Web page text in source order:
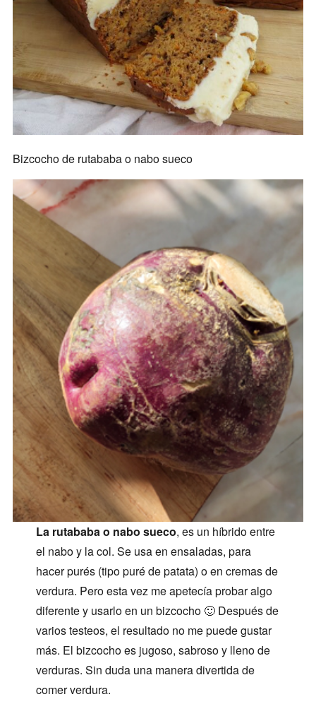
Bizcocho de rutababa o nabo sueco
La rutababa o nabo sueco, es un híbrido entre
el nabo y la col. Se usa en ensaladas, para
hacer purés (tipo puré de patata) o en cremas de
verdura. Pero esta vez me apetecía probar algo
diferente y usarlo en un bizcocho 🙂 Después de
varios testeos, el resultado no me puede gustar
más. El bizcocho es jugoso, sabroso y lleno de
verduras. Sin duda una manera divertida de
comer verdura.